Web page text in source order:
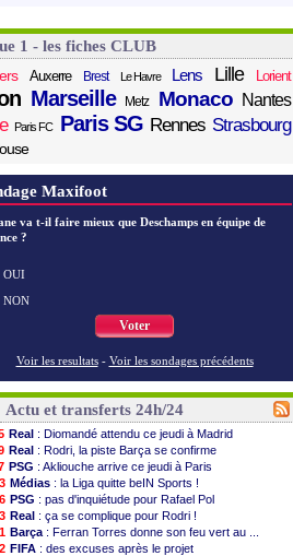
1 - les fiches CLUB
Auxerre Brest Le Havre Lens Lille Lorient
Marseille Metz Monaco Nantes
Paris FC Paris SG Rennes Strasbourg
Maxifoot
va t-il faire mieux que Deschamps en équipe de
?
OUI
NON
Voter
Voir les resultats - Voir les sondages précédents
Actu et transferts 24h/24
Real : Diomandé attendu ce jeudi à Madrid
Real : Rodri, la piste Barça se confirme
PSG : Akliouche arrive ce jeudi à Paris
Médias : la Liga quitte beIN Sports !
PSG : pas d'inquiétude pour Rafael Pol
Real : ça se complique pour Rodri !
Barça : Ferran Torres donne son feu vert au ...
FIFA : des excuses après le projet